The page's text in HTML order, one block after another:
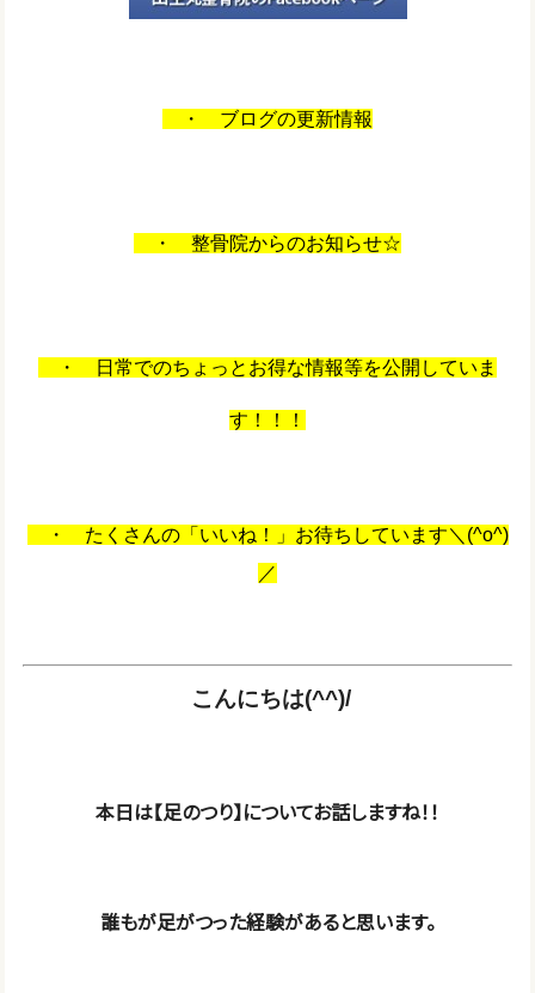
・ ブログの更新情報
・ 整骨院からのお知らせ☆
・ 日常でのちょっとお得な情報等を公開していま
す！！！
・ たくさんの「いいね！」お待ちしています＼(^o^)
／
こんにちは(^^)/
本日は【足のつり】についてお話しますね！！
誰もが足がつった経験があると思います。